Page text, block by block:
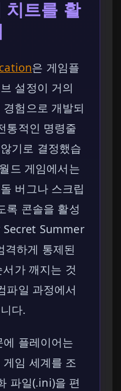
트를 활
은 게임플
설정이 거의
험으로 개발되
통적인 명령줄
기로 결정했습
드 게임에서는
버그나 스크립
록 콘솔을 활성
Secret Summer
하게 통제된
가 깨지는 것
파일 과정에서
다.
플레이어는
임 세계를 조
파일(.ini)을 편